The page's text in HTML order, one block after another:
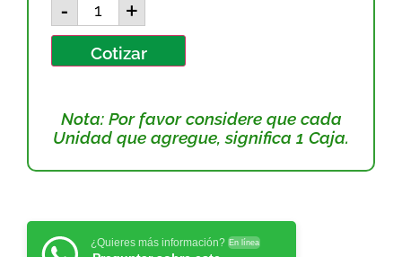
- +
Cotizar
Nota: Por favor considere que cada
Unidad que agregue, significa 1 Caja.
¿Quieres más información? En línea